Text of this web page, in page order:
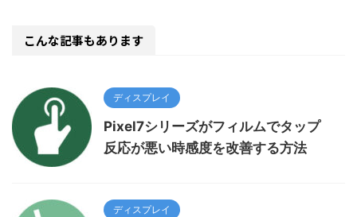
こんな記事もあります
ディスプレイ
Pixel7シリーズがフィルムでタップ
反応が悪い時感度を改善する方法
ディスプレイ